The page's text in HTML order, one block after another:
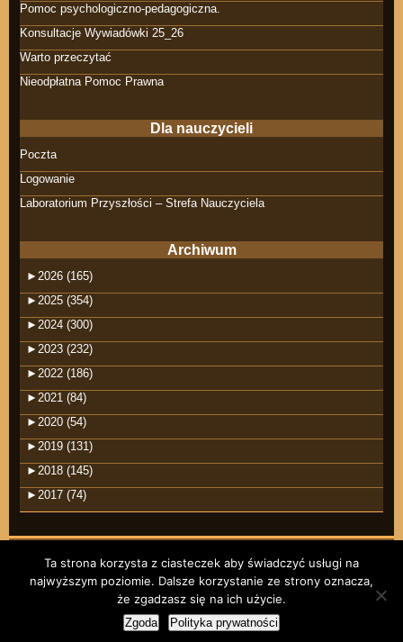
Pomoc psychologiczno-pedagogiczna.
Konsultacje Wywiadówki 25_26
Warto przeczytać
Nieodpłatna Pomoc Prawna
Dla nauczycieli
Poczta
Logowanie
Laboratorium Przyszłości – Strefa Nauczyciela
Archiwum
► 2026 (165)
► 2025 (354)
► 2024 (300)
► 2023 (232)
► 2022 (186)
► 2021 (84)
► 2020 (54)
► 2019 (131)
► 2018 (145)
► 2017 (74)
©2026 raindrops
Wpisy RSS
Komentarze RSS
Motyw Raindrops
RODO
Ta strona korzysta z ciasteczek aby świadczyć usługi na
najwyższym poziomie. Dalsze korzystanie ze strony oznacza,
że zgadzasz się na ich użycie.
Zgoda Polityka prywatności